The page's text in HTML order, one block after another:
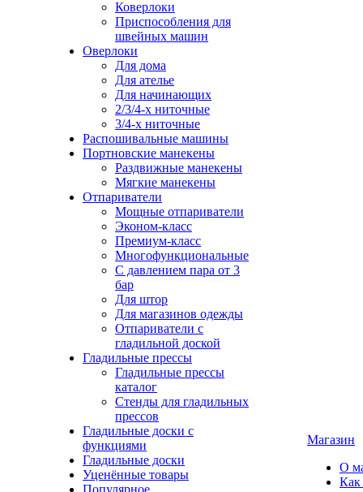
Коверлоки
Приспособления для
швейных машин
Оверлоки
Для дома
Для ателье
Для начинающих
2/3/4-х ниточные
3/4-х ниточные
Распошивальные машины
Портновские манекены
Раздвижные манекены
Мягкие манекены
Отпариватели
Мощные отпариватели
Эконом-класс
Премиум-класс
Многофункциональные
С давлением пара от 3
бар
Для штор
Для магазинов одежды
Отпариватели с
гладильной доской
Гладильные прессы
Гладильные прессы
каталог
Стенды для гладильных
прессов
Гладильные доски с
функциями
Гладильные доски
Уценённые товары
Популярное
Магазин
О
Как